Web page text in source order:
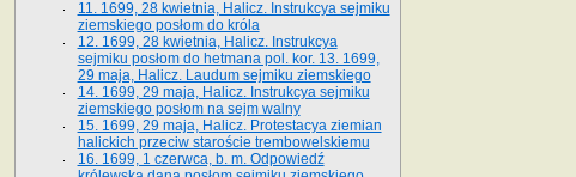
11. 1699, 28 kwietnia, Halicz. Instrukcya sejmiku
ziemskiego posłom do króla
12. 1699, 28 kwietnia, Halicz. Instrukcya
sejmiku posłom do hetmana pol. kor. 13. 1699,
29 maja, Halicz. Laudum sejmiku ziemskiego
14. 1699, 29 maja, Halicz. Instrukcya sejmiku
ziemskiego posłom na sejm walny
15. 1699, 29 maja, Halicz. Protestacya ziemian
halickich przeciw staroście trembowelskiemu
16. 1699, 1 czerwca, b. m. Odpowiedź